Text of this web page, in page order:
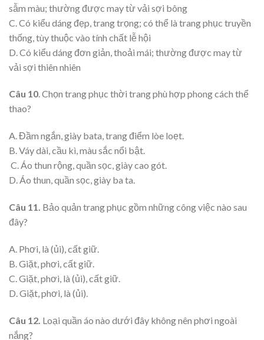
sẫm màu; thường được may từ vải sợi bông
C. Có kiểu dáng đẹp, trang trọng; có thể là trang phục truyền
thống, tùy thuộc vào tính chất lễ hội
D. Có kiểu dáng đơn giản, thoải mái; thường được may từ
vải sợi thiên nhiên
Câu 10. Chọn trang phục thời trang phù hợp phong cách thể
thao?
A. Đầm ngắn, giày bata, trang điểm lòe loẹt.
B. Váy dài, cầu kì, màu sắc nổi bật.
C. Áo thun rộng, quần sọc, giày cao gót.
D. Áo thun, quần sọc, giày ba ta.
Câu 11. Bảo quản trang phục gồm những công việc nào sau
đây?
A. Phơi, là (ủi), cất giữ.
B. Giặt, phơi, cất giữ.
C. Giặt, phơi, là (ủi), cất giữ.
D. Giặt, phơi, là (ủi).
Câu 12. Loại quần áo nào dưới đây không nên phơi ngoài
nắng?